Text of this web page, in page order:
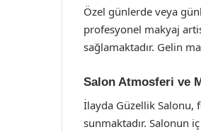
Özel günlerde veya
profesyonel makyaj
sağlamaktadır. Gelin
Salon Atmosferi ve
İlayda Güzellik Salonu,
sunmaktadır. Salonun